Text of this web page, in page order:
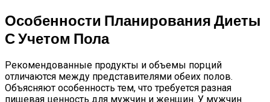
Особенности Планирования Диеты
С Учетом Пола
Рекомендованные продукты и объемы порций
отличаются между представителями обеих полов.
Объясняют особенность тем, что требуется разная
пищевая ценность для мужчин и женщин. У мужчин